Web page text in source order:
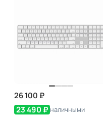
26 100 ₽
23 490 ₽ наличными